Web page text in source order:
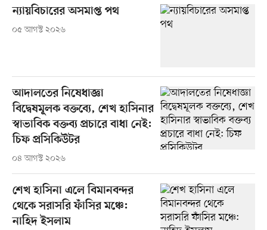
ন্যায়বিচারের অসমাপ্ত পথ
০৫ আগস্ট ২০২৬
আদালতের নিষেধাজ্ঞা
বিদ্বেষমূলক বক্তব্যে, শেখ হাসিনার
স্বাভাবিক বক্তব্য প্রচারে বাধা নেই:
চিফ প্রসিকিউটর
০৪ আগস্ট ২০২৬
শেখ হাসিনা এলে বিমানবন্দর
থেকে সরাসরি ফাঁসির মঞ্চে:
নাহিদ ইসলাম